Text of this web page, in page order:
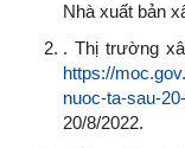
Nhà xuất bản
. Thị trường
https://
nuoc-ta-sau-
20/8/2022.